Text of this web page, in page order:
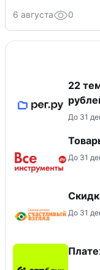
6 августа 0
22
До 31
До 31
До 31